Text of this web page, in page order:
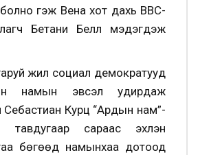
гэж Вена хот дахь ВВС-
Бетани Белл мэдэгдэж
жил социал демократууд
намын эвсэл удирдаж
Курц “Ардын нам”-
тавдугаар сараас эхлэн
бөгөөд намынхаа дотоод